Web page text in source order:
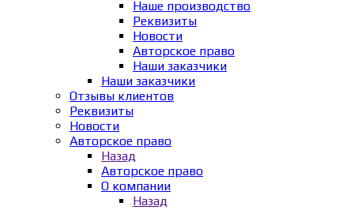
Наше производство
Реквизиты
Новости
Авторское право
Наши заказчики
Наши заказчики
Отзывы клиентов
Реквизиты
Новости
Авторское право
Назад
Авторское право
О компании
Назад